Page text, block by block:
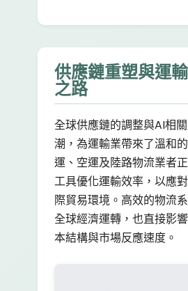
供應鏈重塑與運
之路
全球供應鏈的調整與AI相
潮，為運輸業帶來了溫和
運、空運及陸路物流業者
工具優化運輸效率，以應
際貿易環境。高效的物流
全球經濟運轉，也直接影
本結構與市場反應速度。